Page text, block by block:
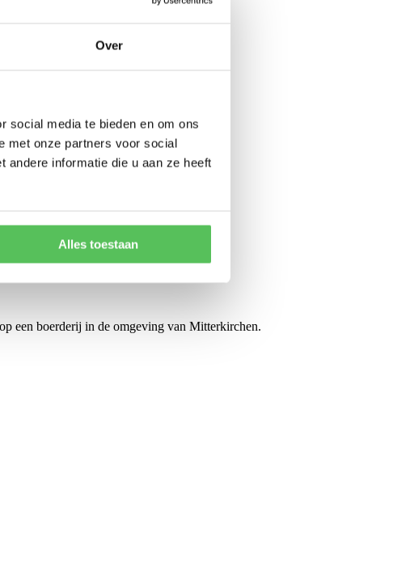
Over
social media te bieden en om ons
met onze partners voor social
andere informatie die u aan ze heeft
Alles toestaan
Drakentrein door het Dwergenland.
een boerderij in de omgeving van Mitterkirchen.